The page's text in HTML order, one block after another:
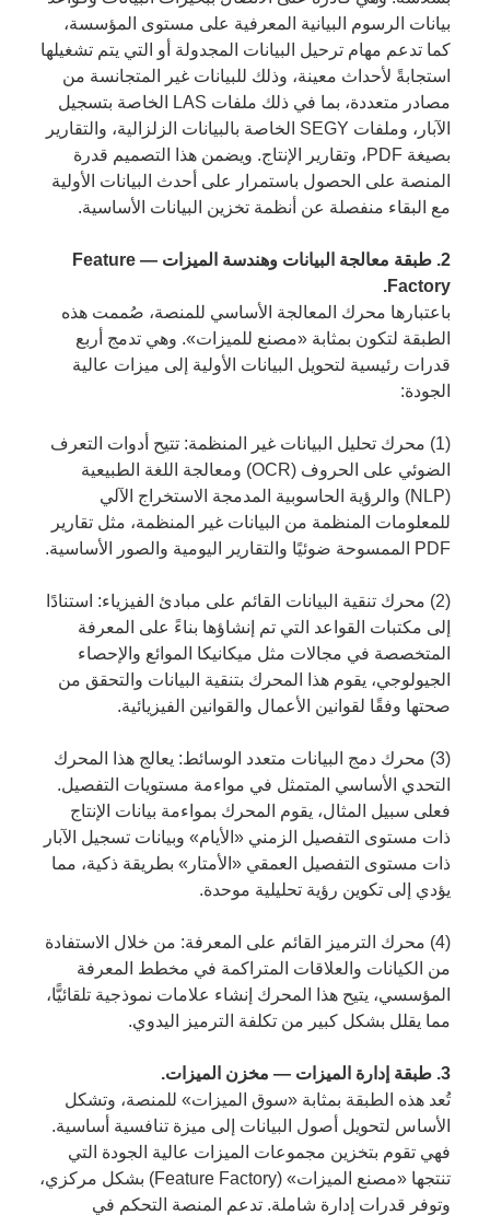
بيانات الرسوم البيانية المعرفية على مستوى المؤسسة،
كما تدعم مهام ترحيل البيانات المجدولة أو التي يتم تشغيلها
استجابةً لأحداث معينة، وذلك للبيانات غير المتجانسة من
مصادر متعددة، بما في ذلك ملفات LAS الخاصة بتسجيل
الآبار، وملفات SEGY الخاصة بالبيانات الزلزالية، والتقارير
بصيغة PDF، وتقارير الإنتاج. ويضمن هذا التصميم قدرة
المنصة على الحصول باستمرار على أحدث البيانات الأولية
مع البقاء منفصلة عن أنظمة تخزين البيانات الأساسية.
2. طبقة معالجة البيانات وهندسة الميزات — Feature
Factory.
باعتبارها محرك المعالجة الأساسي للمنصة، صُممت هذه
الطبقة لتكون بمثابة «مصنع للميزات». وهي تدمج أربع
قدرات رئيسية لتحويل البيانات الأولية إلى ميزات عالية
الجودة:
(1) محرك تحليل البيانات غير المنظمة: تتيح أدوات التعرف
الضوئي على الحروف (OCR) ومعالجة اللغة الطبيعية
(NLP) والرؤية الحاسوبية المدمجة الاستخراج الآلي
للمعلومات المنظمة من البيانات غير المنظمة، مثل تقارير
PDF الممسوحة ضوئيًا والتقارير اليومية والصور الأساسية.
(2) محرك تنقية البيانات القائم على مبادئ الفيزياء: استنادًا
إلى مكتبات القواعد التي تم إنشاؤها بناءً على المعرفة
المتخصصة في مجالات مثل ميكانيكا الموائع والإحصاء
الجيولوجي، يقوم هذا المحرك بتنقية البيانات والتحقق من
صحتها وفقًا لقوانين الأعمال والقوانين الفيزيائية.
(3) محرك دمج البيانات متعدد الوسائط: يعالج هذا المحرك
التحدي الأساسي المتمثل في مواءمة مستويات التفصيل.
فعلى سبيل المثال، يقوم المحرك بمواءمة بيانات الإنتاج
ذات مستوى التفصيل الزمني «الأيام» وبيانات تسجيل الآبار
ذات مستوى التفصيل العمقي «الأمتار» بطريقة ذكية، مما
يؤدي إلى تكوين رؤية تحليلية موحدة.
(4) محرك الترميز القائم على المعرفة: من خلال الاستفادة
من الكيانات والعلاقات المتراكمة في مخطط المعرفة
المؤسسي، يتيح هذا المحرك إنشاء علامات نموذجية تلقائيًّا،
مما يقلل بشكل كبير من تكلفة الترميز اليدوي.
3. طبقة إدارة الميزات — مخزن الميزات.
تُعد هذه الطبقة بمثابة «سوق الميزات» للمنصة، وتشكل
الأساس لتحويل أصول البيانات إلى ميزة تنافسية أساسية.
فهي تقوم بتخزين مجموعات الميزات عالية الجودة التي
تنتجها «مصنع الميزات» (Feature Factory) بشكل مركزي،
وتوفر قدرات إدارة شاملة. تدعم المنصة التحكم في